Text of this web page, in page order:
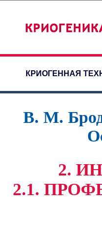
КРИОГЕННАЯ
В. М.
2.
2.1.